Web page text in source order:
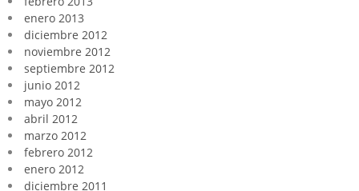
enero 2013
diciembre 2012
noviembre 2012
septiembre 2012
junio 2012
mayo 2012
abril 2012
marzo 2012
febrero 2012
enero 2012
diciembre 2011